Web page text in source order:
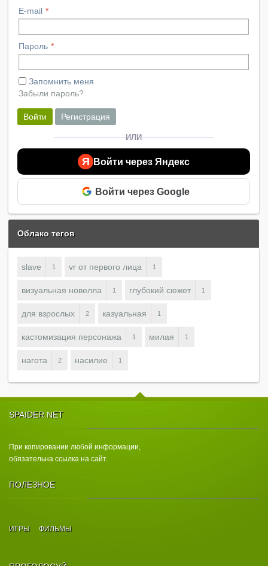
E-mail
Пароль
Запомнить меня
Забыли пароль?
Войти Регистрация
ИЛИ
Я Войти через Яндекс
Войти через Google
Облако тегов
slave 1 vr от первого лица 1
визуальная новелла 1 глубокий сюжет 1
для взрослых 2 казуальная 1
кастомизация персонажа 1 милая 1
нагота 2 насилие 1
SPAIDER.NET
При копировании любой информации,
обязательна ссылка на сайт.
ПОЛЕЗНОЕ
ИГРЫ ФИЛЬМЫ